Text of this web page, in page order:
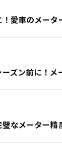
愛車のメー
ズン前に！
なメーター